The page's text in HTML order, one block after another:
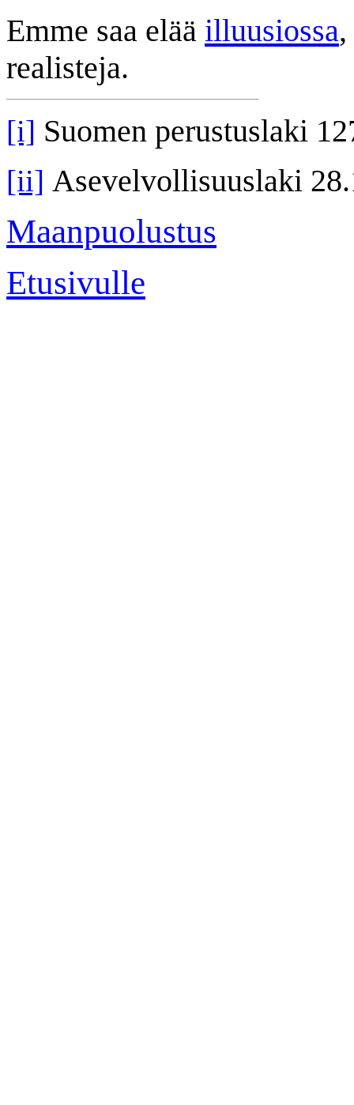
Emme saa elää illuusiossa
realisteja.
[i] Suomen perustuslaki
[ii] Asevelvollisuuslaki
Maanpuolustus
Etusivulle